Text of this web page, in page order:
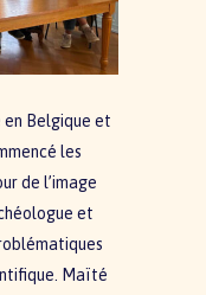
Belgique et
les
de l’image
et
Maïté